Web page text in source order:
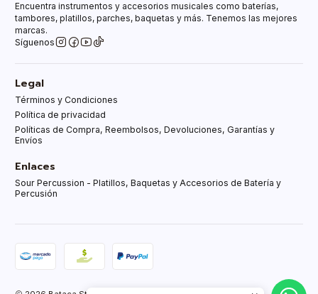
Encuentra instrumentos y accesorios musicales como baterías,
tambores, platillos, parches, baquetas y más. Tenemos las mejores
marcas.
Síguenos
Legal
Términos y Condiciones
Política de privacidad
Políticas de Compra, Reembolsos, Devoluciones, Garantías y
Envíos
Enlaces
Sour Percussion - Platillos, Baquetas y Accesorios de Batería y
Percusión